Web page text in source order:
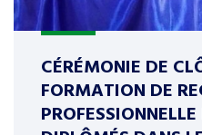
CÉRÉMONIE DE
FORMATION DE